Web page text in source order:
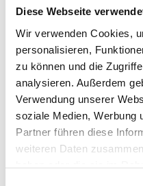
Diese Webseite
Wir verwenden Cookies,
personalisieren,
zu können und die
analysieren. Außerdem
Verwendung unserer
soziale Medien, Werbung
Partner führen diese
weiteren Daten
haben oder die sie im
About the
Wir sind dekoGraphics.
Bereich der
Textilveredelung. Woran
anderem an unseren
professionelle
internationale Top Clubs
führende Hersteller der